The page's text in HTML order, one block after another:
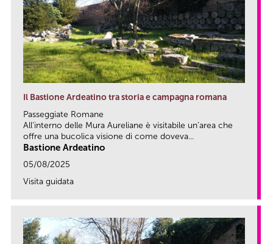
Il Bastione Ardeatino tra storia e campagna romana
Passeggiate Romane
All’interno delle Mura Aureliane è visitabile un’area che
offre una bucolica visione di come doveva...
Bastione Ardeatino
05/08/2025
Visita guidata